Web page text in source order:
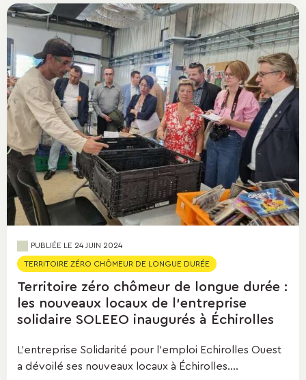
PUBLIÉE LE 24 JUIN 2024
TERRITOIRE ZÉRO CHÔMEUR DE LONGUE DURÉE
Territoire zéro chômeur de longue durée :
les nouveaux locaux de l’entreprise
solidaire SOLEEO inaugurés à Échirolles
L’entreprise Solidarité pour l’emploi Echirolles Ouest
a dévoilé ses nouveaux locaux à Échirolles....